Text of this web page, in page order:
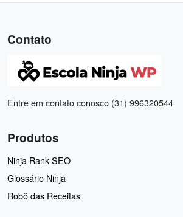
Contato
Entre em contato conosco (31) 996320544
Produtos
Ninja Rank SEO
Glossário Ninja
Robô das Receitas